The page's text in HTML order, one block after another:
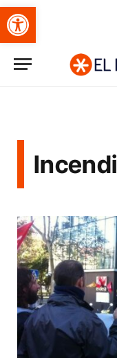
Obre la barra d'eines
Incendi